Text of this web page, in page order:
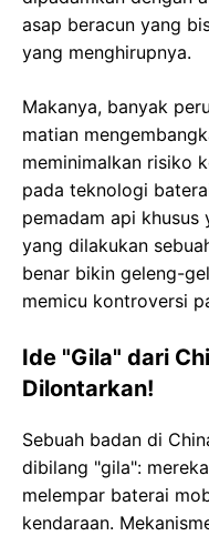
asap beracun yang
yang menghirupnya.
Makanya, banyak
matian
meminimalkan risiko
pada teknologi
pemadam api khusus
yang dilakukan
benar bikin geleng-
memicu kontroversi
Ide "Gila" dari
Dilontarkan!
Sebuah badan di
dibilang "gila":
melempar baterai
kendaraan.